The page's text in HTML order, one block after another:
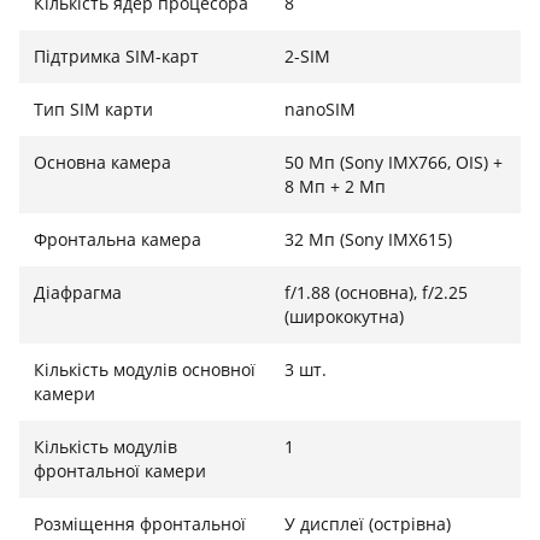
акумулятор ємністю 4500 мА·год від 0 до 100% всього
користування пристроєм.
Підтримка SIM-карт 2-SIM
Тип SIM карти nanoSIM
Основна камера
50 Мп (Sony IMX766, OIS) +
8 Мп + 2 Мп
Фронтальна камера 32 Мп (Sony IMX615)
Діафрагма
f/1.88 (основна), f/2.25
(ширококутна)
Кількість модулів основної
камери
3 шт.
Кількість модулів
фронтальної камери
1
Розміщення фронтальної
У дисплеї (острівна)